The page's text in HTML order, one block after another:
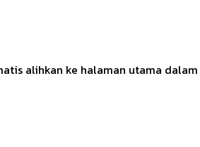
alihkan ke halaman utama dalam